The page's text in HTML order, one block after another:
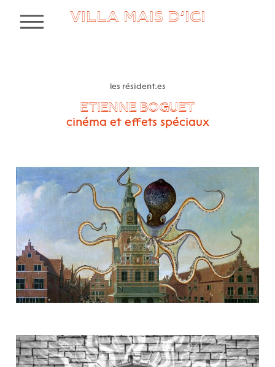
VILLA MAIS D’ICI
MENU
les résident.es
ETIENNE BOGUET
cinéma et effets spéciaux